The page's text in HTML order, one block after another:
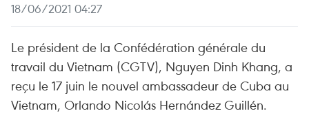
18/06/2021 04:27
Le président de la Confédération générale du
travail du Vietnam (CGTV), Nguyen Dinh Khang, a
reçu le 17 juin le nouvel ambassadeur de Cuba au
Vietnam, Orlando Nicolás Hernández Guillén.